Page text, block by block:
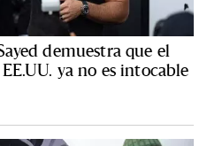
demuestra que el
ya no es intocable